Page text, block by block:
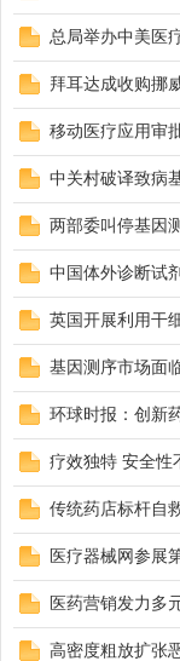
总局举办中美医
拜耳达成收购挪
移动医疗应用审
中关村破译致病
两部委叫停基因
中国体外诊断试
英国开展利用干
基因测序市场面
环球时报：创新
疗效独特 安全性
传统药店标杆自
医疗器械网参展
医药营销发力多
高密度粗放扩张